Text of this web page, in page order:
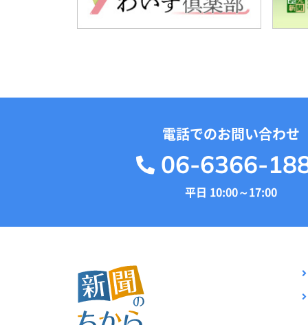
電話でのお問い合わせ
06-6366-
平日 10:00～17:00